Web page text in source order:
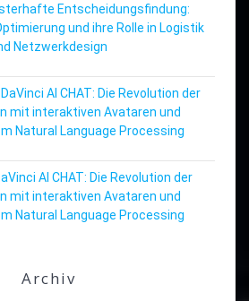
Entscheidungsfindung:
und ihre Rolle in Logistik
Netzwerkdesign
DaVinci AI CHAT: Die Revolution der
mit interaktiven Avataren und
Natural Language Processing
AI CHAT: Die Revolution der
mit interaktiven Avataren und
Natural Language Processing
Archiv